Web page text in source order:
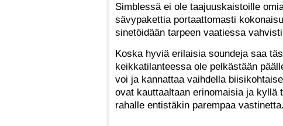
Simblessä ei ole taajuuskaistoille
sävypakettia portaattomasti
sinetöidään tarpeen vaatiessa
Koska hyviä erilaisia soundeja saa
keikkatilanteessa ole pelkästään
voi ja kannattaa vaihdella
ovat kauttaaltaan erinomaisia ja kyllä
rahalle entistäkin parempaa vastinetta.